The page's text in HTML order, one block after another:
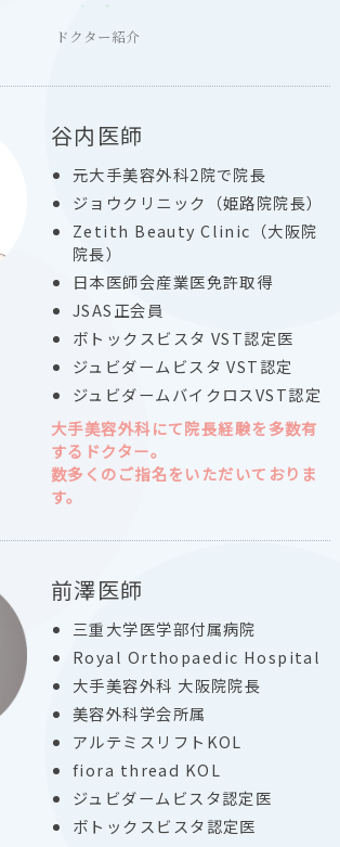
ドクター紹介
谷内医師
元大手美容外科2院で院長
ジョウクリニック（姫路院院長）
Zetith Beauty Clinic（大阪院
院長）
日本医師会産業医免許取得
JSAS正会員
ボトックスビスタ VST認定医
ジュビダームビスタ VST認定
ジュビダームバイクロスVST認定
大手美容外科にて院長経験を多数有
するドクター。
数多くのご指名をいただいておりま
す。
前澤医師
三重大学医学部付属病院
Royal Orthopaedic Hospital
大手美容外科 大阪院院長
美容外科学会所属
アルテミスリフトKOL
fiora thread KOL
ジュビダームビスタ認定医
ボトックスビスタ認定医